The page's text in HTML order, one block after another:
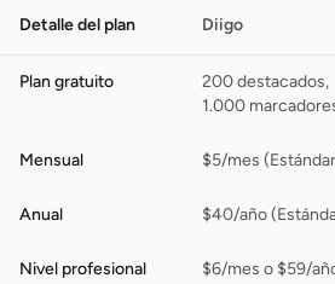
Detalle del plan Diigo
Plan gratuito
200 destacados,
1.000
Mensual $5/mes
Anual $40/año
Nivel profesional $6/mes o $59/